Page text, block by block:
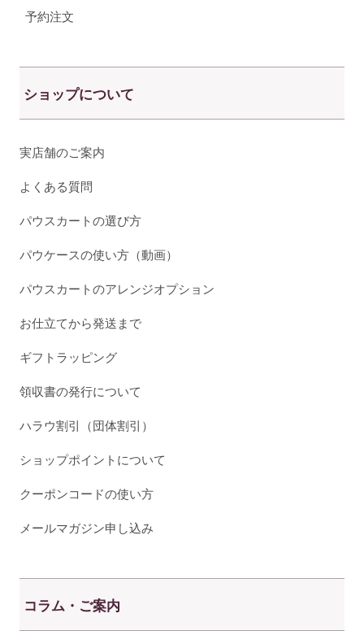
予約注文
ショップについて
実店舗のご案内
よくある質問
パウスカートの選び方
パウケースの使い方（動画）
パウスカートのアレンジオプション
お仕立てから発送まで
ギフトラッピング
領収書の発行について
ハラウ割引（団体割引）
ショップポイントについて
クーポンコードの使い方
メールマガジン申し込み
コラム・ご案内